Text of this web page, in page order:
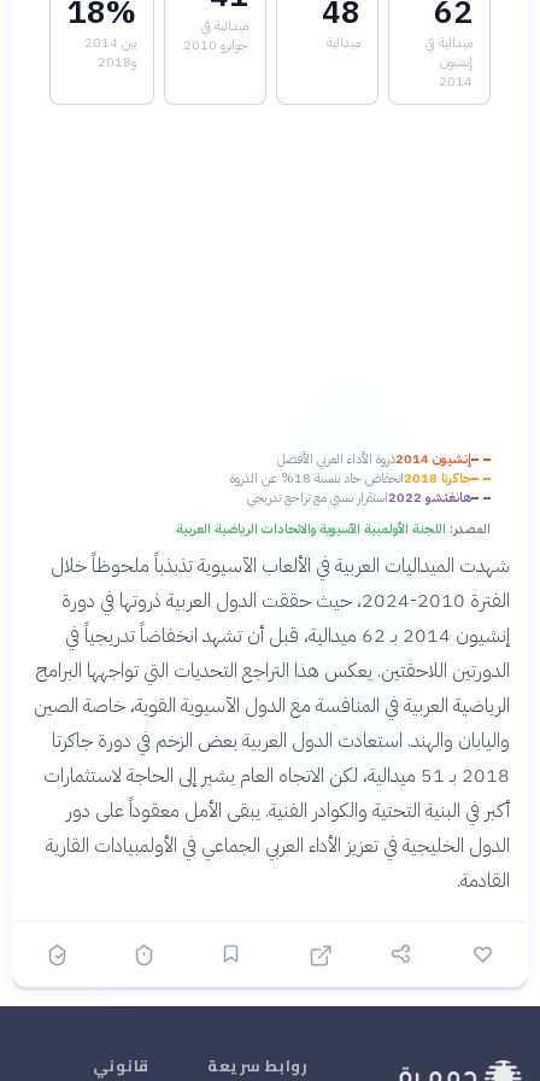
62
ميدالية في
إنشيون
2014
48
ميدالية
ميدالية في
جوانزو 2010
18%
بين 2014
و2018
إنشيون 2014
ذروة الأداء العربي الأفضل
جاكرتا 2018
انخفاض حاد بنسبة 18% عن الذروة
هانغتشو 2022
استقرار نسبي مع تراجع تدريجي
المصدر: اللجنة الأولمبية الآسيوية والاتحادات الرياضية العربية
شهدت الميداليات العربية في الألعاب الآسيوية تذبذباً ملحوظاً خلال
الفترة 2010-2024، حيث حققت الدول العربية ذروتها في دورة
إنشيون 2014 بـ 62 ميدالية، قبل أن تشهد انخفاضاً تدريجياً في
الدورتين اللاحقتين. يعكس هذا التراجع التحديات التي تواجهها البرامج
الرياضية العربية في المنافسة مع الدول الآسيوية القوية، خاصة الصين
واليابان والهند. استعادت الدول العربية بعض الزخم في دورة جاكرتا
2018 بـ 51 ميدالية، لكن الاتجاه العام يشير إلى الحاجة لاستثمارات
أكبر في البنية التحتية والكوادر الفنية. يبقى الأمل معقوداً على دور
الدول الخليجية في تعزيز الأداء العربي الجماعي في الأولمبيادات القارية
القادمة.
روابط سريعة قانوني